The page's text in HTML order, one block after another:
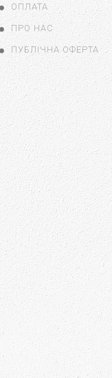
ОПЛАТА
ПРО НАС
ПУБЛІЧНА ОФЕРТА